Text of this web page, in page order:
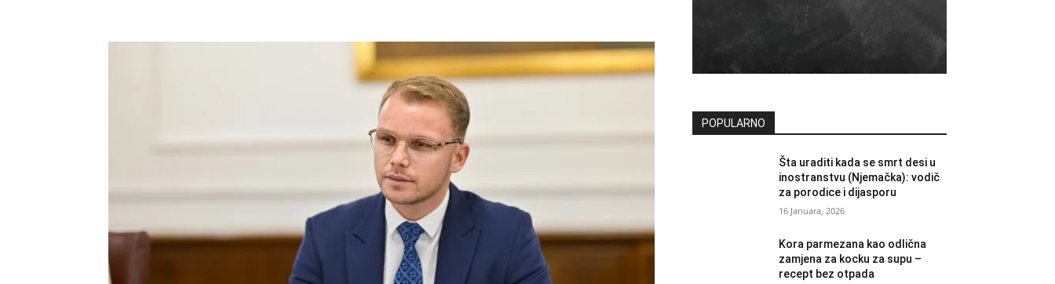
POPULARNO
Šta uraditi kada se smrt desi u
inostranstvu (Njemačka): vodič
za porodice i dijasporu
16 Januara, 2026
Kora parmezana kao odlična
zamjena za kocku za supu –
recept bez otpada